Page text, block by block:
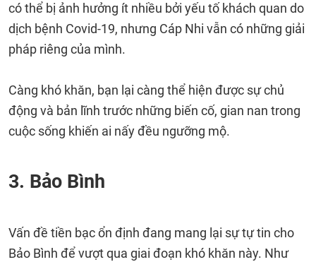
có thể bị ảnh hưởng ít nhiều bởi yếu tố khách quan do
dịch bệnh Covid-19, nhưng Cáp Nhi vẫn có những giải
pháp riêng của mình.
Càng khó khăn, bạn lại càng thể hiện được sự chủ
động và bản lĩnh trước những biến cố, gian nan trong
cuộc sống khiến ai nấy đều ngưỡng mộ.
3. Bảo Bình
Vấn đề tiền bạc ổn định đang mang lại sự tự tin cho
Bảo Bình để vượt qua giai đoạn khó khăn này. Như